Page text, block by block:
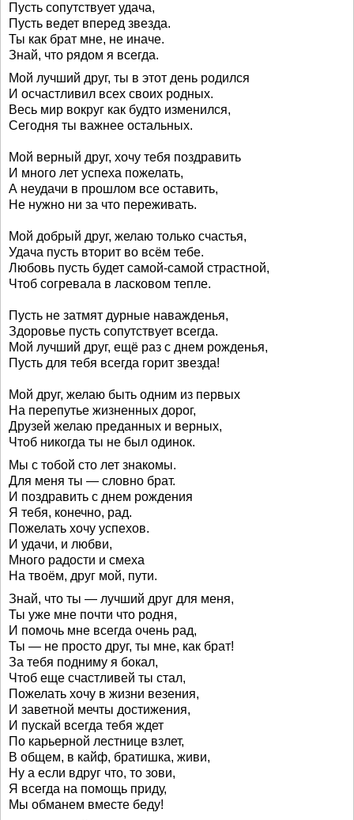
Пусть сопутствует удача,
Пусть ведет вперед звезда.
Ты как брат мне, не иначе.
Знай, что рядом я всегда.
Мой лучший друг, ты в этот день родился
И осчастливил всех своих родных.
Весь мир вокруг как будто изменился,
Сегодня ты важнее остальных.
Мой верный друг, хочу тебя поздравить
И много лет успеха пожелать,
А неудачи в прошлом все оставить,
Не нужно ни за что переживать.
Мой добрый друг, желаю только счастья,
Удача пусть вторит во всём тебе.
Любовь пусть будет самой-самой страстной,
Чтоб согревала в ласковом тепле.
Пусть не затмят дурные наважденья,
Здоровье пусть сопутствует всегда.
Мой лучший друг, ещё раз с днем рожденья,
Пусть для тебя всегда горит звезда!
Мой друг, желаю быть одним из первых
На перепутье жизненных дорог,
Друзей желаю преданных и верных,
Чтоб никогда ты не был одинок.
Мы с тобой сто лет знакомы.
Для меня ты — словно брат.
И поздравить с днем рождения
Я тебя, конечно, рад.
Пожелать хочу успехов.
И удачи, и любви,
Много радости и смеха
На твоём, друг мой, пути.
Знай, что ты — лучший друг для меня,
Ты уже мне почти что родня,
И помочь мне всегда очень рад,
Ты — не просто друг, ты мне, как брат!
За тебя подниму я бокал,
Чтоб еще счастливей ты стал,
Пожелать хочу в жизни везения,
И заветной мечты достижения,
И пускай всегда тебя ждет
По карьерной лестнице взлет,
В общем, в кайф, братишка, живи,
Ну а если вдруг что, то зови,
Я всегда на помощь приду,
Мы обманем вместе беду!